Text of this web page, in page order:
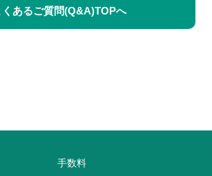
くあるご質問(Q&A)TOPへ
手数料